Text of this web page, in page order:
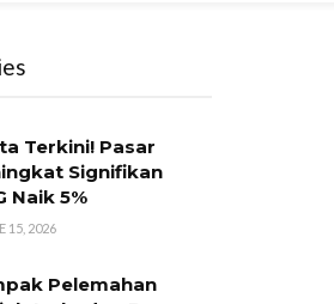
Terkini! Pasar
Signifikan
Naik 5%
15, 2026
Pelemahan